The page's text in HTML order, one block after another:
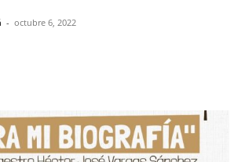
- octubre 6, 2022